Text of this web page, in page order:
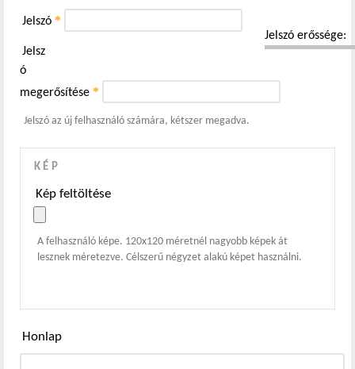
Jelszó erőssége:
Jelszó *
Jelsz
ó
megerősítése *
Jelszó az új felhasználó számára, kétszer megadva.
KÉP
Kép feltöltése
A felhasználó képe. 120x120 méretnél nagyobb képek át
lesznek méretezve. Célszerű négyzet alakú képet használni.
Honlap